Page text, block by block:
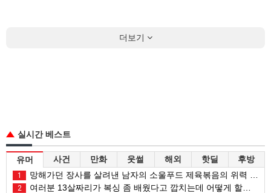
더보기
실시간 베스트
유머 사건 만화 웃썰 해외 핫딜 후방
1 망해가던 장사를 살려낸 남자의 소울푸드 제육볶음의 위력 ㅋㅋ
2 여러분 13살짜리가 복싱 좀 배웠다고 깝치는데 어떻게 할까요?